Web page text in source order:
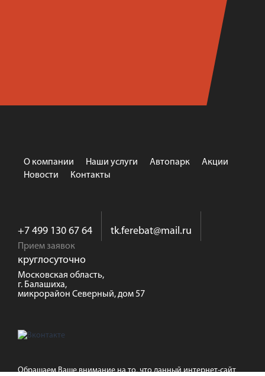
О компании Наши услуги Автопарк
Акции
Новости
Контакты
+7 499 130 67 64 tk.ferebat@mail.ru
Прием заявок
круглосуточно
Московская область,
г. Балашиха,
микрорайон Северный, дом 57
Обращаем Ваше внимание на то, что данный интернет-сайт